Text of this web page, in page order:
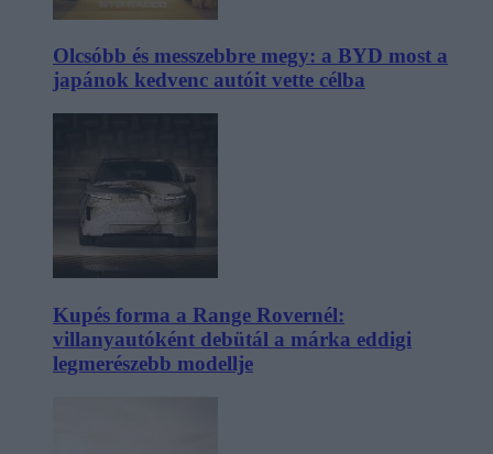
Olcsóbb és messzebbre megy: a BYD most a
japánok kedvenc autóit vette célba
Kupés forma a Range Rovernél:
villanyautóként debütál a márka eddigi
legmerészebb modellje